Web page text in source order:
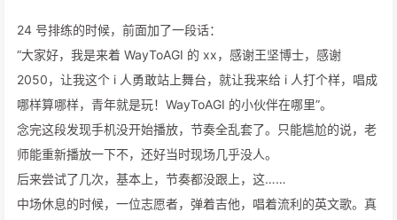
24 号排练的时候，前面加了一段话：
“大家好，我是来着 WayToAGI 的 xx，感谢王坚博士，感谢
2050，让我这个 i 人勇敢站上舞台，就让我来给 i 人打个样，唱成
哪样算哪样，青年就是玩！WayToAGI 的小伙伴在哪里”。
念完这段发现手机没开始播放，节奏全乱套了。只能尴尬的说，老
师能重新播放一下不，还好当时现场几乎没人。
后来尝试了几次，基本上，节奏都没跟上，这……
中场休息的时候，一位志愿者，弹着吉他，唱着流利的英文歌。真